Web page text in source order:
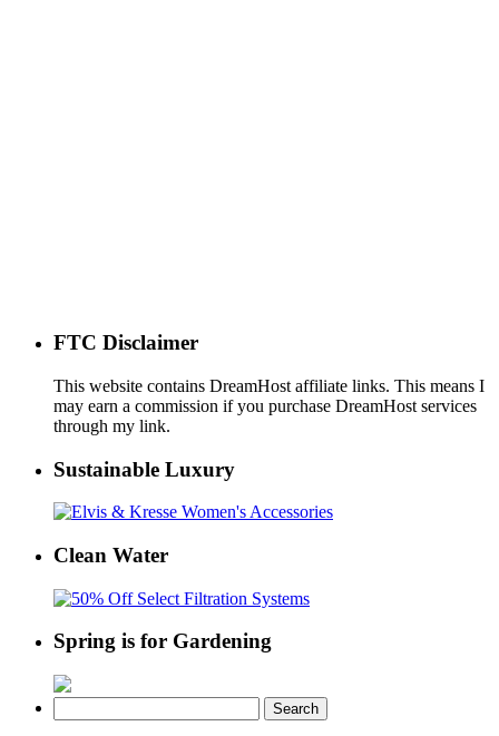
FTC Disclaimer
This website contains DreamHost affiliate links. This means I
may earn a commission if you purchase DreamHost services
through my link.
Sustainable Luxury
Clean Water
Spring is for Gardening
for: